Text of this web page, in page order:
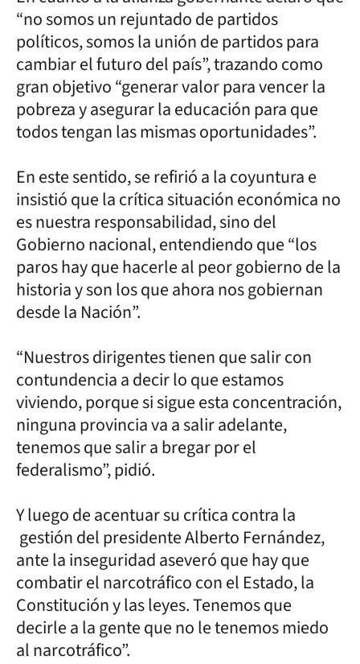
“no somos un rejuntado de partidos
políticos, somos la unión de partidos para
cambiar el futuro del país”, trazando como
gran objetivo “generar valor para vencer la
pobreza y asegurar la educación para que
todos tengan las mismas oportunidades”.
En este sentido, se refirió a la coyuntura e
insistió que la crítica situación económica no
es nuestra responsabilidad, sino del
Gobierno nacional, entendiendo que “los
paros hay que hacerle al peor gobierno de la
historia y son los que ahora nos gobiernan
desde la Nación”.
“Nuestros dirigentes tienen que salir con
contundencia a decir lo que estamos
viviendo, porque si sigue esta concentración,
ninguna provincia va a salir adelante,
tenemos que salir a bregar por el
federalismo”, pidió.
Y luego de acentuar su crítica contra la
gestión del presidente Alberto Fernández,
ante la inseguridad aseveró que hay que
combatir el narcotráfico con el Estado, la
Constitución y las leyes. Tenemos que
decirle a la gente que no le tenemos miedo
al narcotráfico”.